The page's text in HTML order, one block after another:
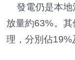
發電仍是本地
放量約63%。
理，分別佔19%